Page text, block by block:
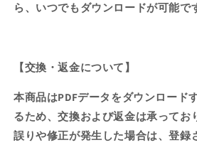
ら、いつでもダウンロードが可能で
【交換・返金について】
本商品はPDFデータをダウンロード
るため、交換および返金は承ってお
誤りや修正が発生した場合は、登録